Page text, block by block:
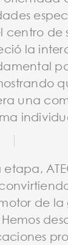
centro de
la
una
etapa,
de la